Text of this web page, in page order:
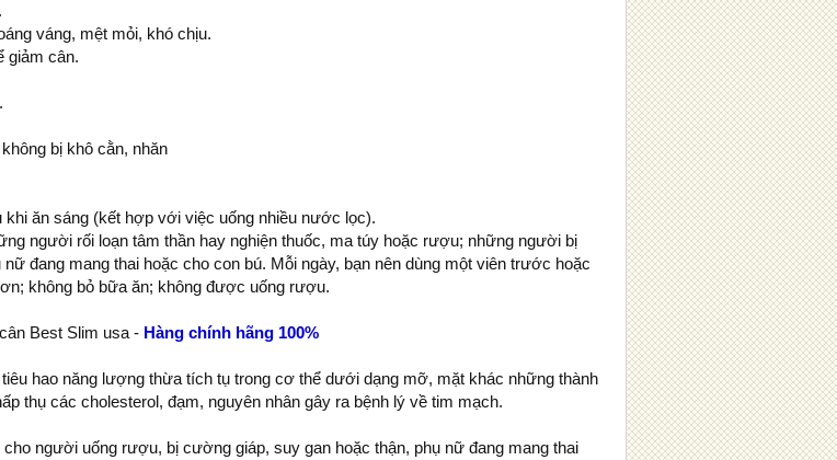
váng, mệt mỏi, khó chịu.
giảm cân.
bị khô cằn, nhăn
ăn sáng (kết hợp với việc uống nhiều nước lọc).
người rối loạn tâm thần hay nghiện thuốc, ma túy hoặc rượu; những người bị
đang mang thai hoặc cho con bú. Mỗi ngày, bạn nên dùng một viên trước hoặc
không bỏ bữa ăn; không được uống rượu.
Best Slim usa - Hàng chính hãng 100%
hao năng lượng thừa tích tụ trong cơ thể dưới dạng mỡ, mặt khác những thành
thụ các cholesterol, đạm, nguyên nhân gây ra bệnh lý về tim mạch.
người uống rượu, bị cường giáp, suy gan hoặc thận, phụ nữ đang mang thai